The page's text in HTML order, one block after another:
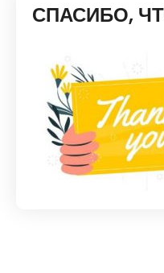
СПАСИБО,